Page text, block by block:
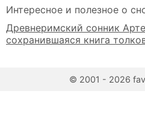
Интересное и полезное о
Древнеримский сонник
сохранившаяся книга
© 2001 - 2026